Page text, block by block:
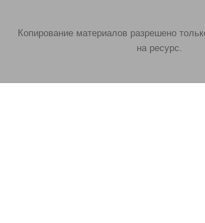
Копирование материалов разрешено
на ресурс.